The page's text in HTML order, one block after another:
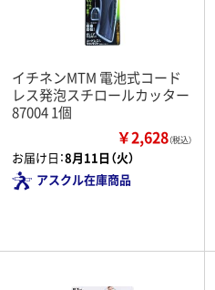
イチネンMTM 電池式コード
レス発泡スチロールカッター
87004 1個
￥2,628（税込）
お届け日：8月11日（火）
アスクル在庫商品